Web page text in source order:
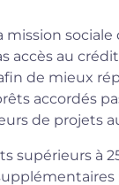
sociale
accès au
de mieux
accordés
de projets
supérieurs à